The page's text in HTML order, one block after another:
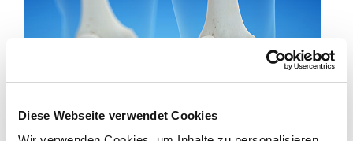
Diese Webseite verwendet Cookies